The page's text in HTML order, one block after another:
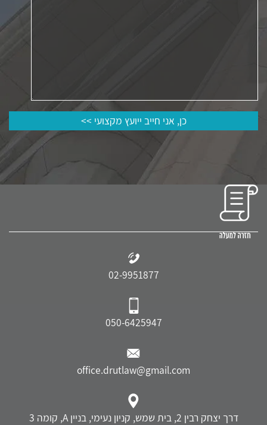
02-9951877
050-6425947
office.drutlaw@gmail.com
דרך יצחק רבין 2, בית שמש, קניון נעימי, בניין A, קומה 3